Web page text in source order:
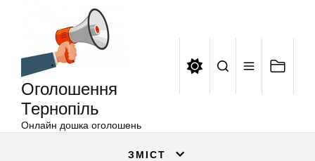
Оголошення
Тернопіль
Онлайн дошка оголошень
ЗМІСТ